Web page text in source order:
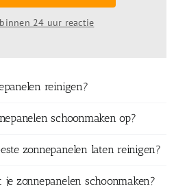
24 uur reactie
reinigen?
schoonmaken op?
zonnepanelen laten reinigen?
zonnepanelen schoonmaken?